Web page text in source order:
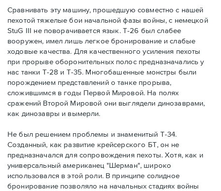
Сравнивать эту машину, прошедшую совместно с нашей
пехотой тяжелые бои начальной фазы войны, с немецкой
StuG III не поворачивается язык. Т-26 был слабее
вооружен, имел лишь легкое бронирование и слабые
ходовые качества. Для качественного усиления пехоты
при прорыве оборонительных полос предназначались у
нас танки Т-28 и Т-35. Многобашенные монстры были
порождением представлений о танке прорыва,
сложившимся в годы Первой Мировой. На полях
сражений Второй Мировой они выглядели динозаврами,
как динозавры и вымерли.
Не был решением проблемы и знаменитый Т-34.
Созданный, как развитие крейсерского БТ, он не
предназначался для сопровождения пехоты. Хотя, как и
универсальный американец "Шерман", широко
использовался в этой роли. В принципе солидное
бронирование позволяло на начальных стадиях войны